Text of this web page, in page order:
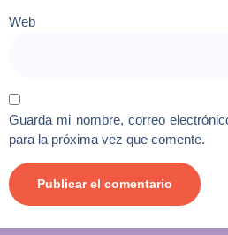
Web
Guarda mi nombre, correo
para la próxima vez que comente.